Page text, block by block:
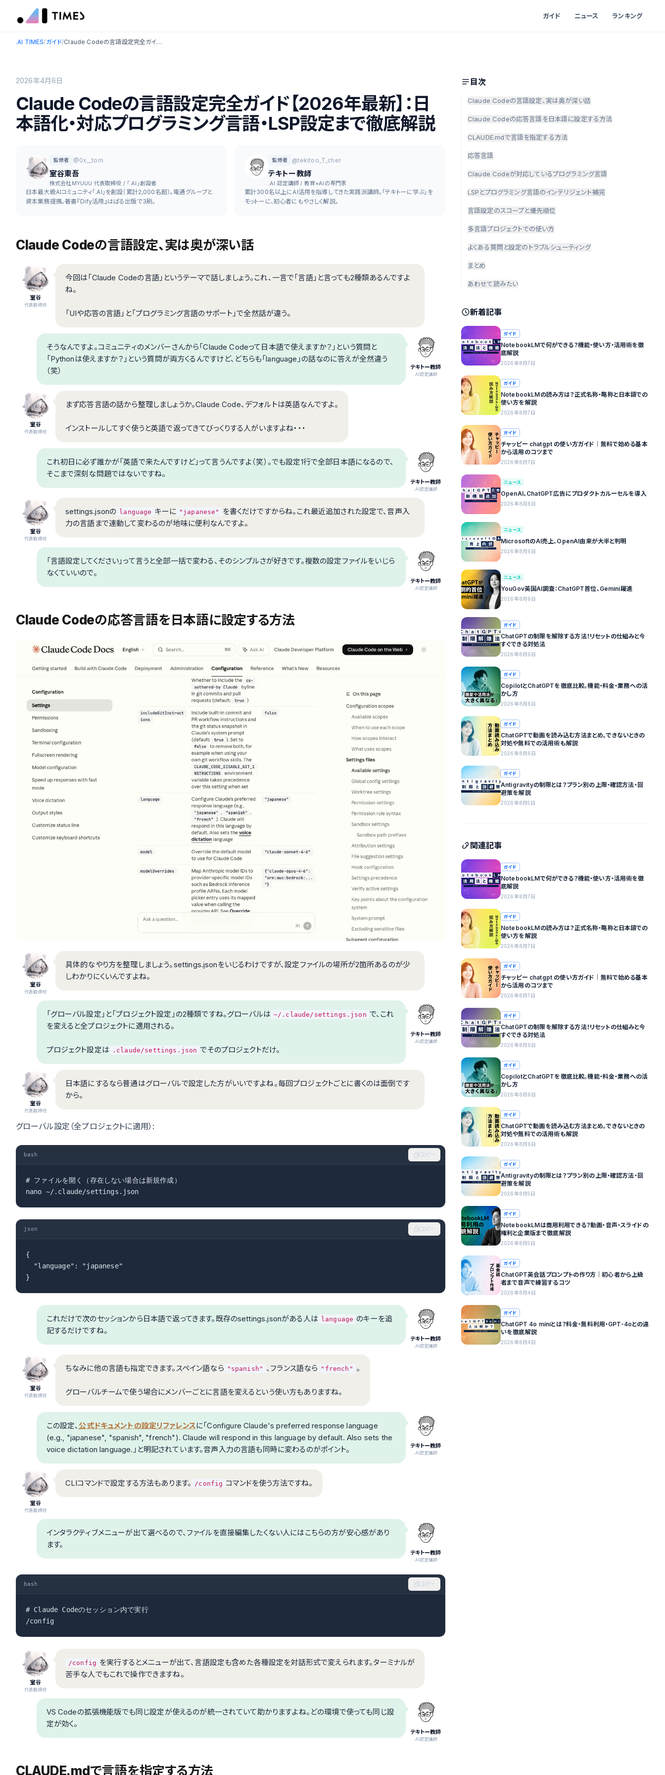
ガイド ニュース ランキング
.AI TIMES/ガイド/ Claude Codeの言語設定完全ガイド【2026年最新】：日本語化・対応プログラミング言語・LSP設定まで徹底解説
2026年4月6日
Claude Codeの言語設定完全ガイド【2026年最新】：日
本語化・対応プログラミング言語・LSP設定まで徹底解説
監修者 @0x__tom
室谷東吾
株式会社MYUUU 代表取締役 / 「.AI」創設者
日本最大級AIコミュニティ「.AI」を創設（累計2,000名超）。電通グループと
資本業務提携。著書『Dify活用』はぱる出版で3刷。
監修者 @tekitoo_T_cher
テキトー教師
.AI 認定講師 / 教育×AIの専門家
累計300名以上にAI活用を指導してきた実践派講師。「テキトーに学ぶ」を
モットーに、初心者にもやさしく解説。
Claude Codeの言語設定、実は奥が深い話
室谷
代表取締役
今回は「Claude Codeの言語」というテーマで話しましょう。これ、一言で「言語」と言っても2種類あるんですよ
ね。
「UIや応答の言語」と「プログラミング言語のサポート」で全然話が違う。
テキトー教師
.AI認定講師
そうなんですよ。コミュニティのメンバーさんから「Claude Codeって日本語で使えますか？」という質問と
「Pythonは使えますか？」という質問が両方くるんですけど、どちらも「language」の話なのに答えが全然違う
（笑）
室谷
代表取締役
まず応答言語の話から整理しましょうか。Claude Code、デフォルトは英語なんですよ。
インストールしてすぐ使うと英語で返ってきてびっくりする人がいますよね・・・
テキトー教師
.AI認定講師
これ初日に必ず誰かが「英語で来たんですけど」って言うんですよ（笑）。でも設定1行で全部日本語になるので、
そこまで深刻な問題ではないですね。
室谷
代表取締役
settings.jsonの language キーに "japanese"
を書くだけですからね。これ最近追加された設定で、音声入
力の言語まで連動して変わるのが地味に便利なんですよ。
テキトー教師
.AI認定講師
「言語設定してください」って言うと全部一括で変わる、そのシンプルさが好きです。複数の設定ファイルをいじら
なくていいので。
Claude Codeの応答言語を日本語に設定する方法
室谷
代表取締役
具体的なやり方を整理しましょう。settings.jsonをいじるわけですが、設定ファイルの場所が2箇所あるのが少
しわかりにくいんですよね。
テキトー教師
.AI認定講師
「グローバル設定」と「プロジェクト設定」の2種類ですね。グローバルは ~/.claude/settings.json で、これ
を変えると全プロジェクトに適用される。
プロジェクト設定は .claude/settings.json でそのプロジェクトだけ。
室谷
代表取締役
日本語にするなら普通はグローバルで設定した方がいいですよね。毎回プロジェクトごとに書くのは面倒です
から。
グローバル設定（全プロジェクトに適用）:
bash コピー
# ファイルを開く（存在しない場合は新規作成）
nano ~/.claude/settings.json
json コピー
{
  "language": "japanese"
}
テキトー教師
.AI認定講師
これだけで次のセッションから日本語で返ってきます。既存のsettings.jsonがある人は language のキーを追
記するだけですね。
室谷
代表取締役
ちなみに他の言語も指定できます。スペイン語なら "spanish" 、フランス語なら "french" 。
グローバルチームで使う場合にメンバーごとに言語を変えるという使い方もありますね。
テキトー教師
.AI認定講師
この設定、 公式ドキュメントの設定リファレンスに「Configure Claude's preferred response language
(e.g., "japanese", "spanish", "french"). Claude will respond in this language by default. Also sets the
voice dictation language.」と明記されています。音声入力の言語も同時に変わるのがポイント。
室谷
代表取締役
CLIコマンドで設定する方法もあります。 /config コマンドを使う方法ですね。
テキトー教師
.AI認定講師
インタラクティブメニューが出て選べるので、ファイルを直接編集したくない人にはこちらの方が安心感があり
ます。
bash コピー
# Claude Codeのセッション内で実行
/config
室谷
代表取締役
/config を実行するとメニューが出て、言語設定も含めた各種設定を対話形式で変えられます。ターミナルが
苦手な人でもこれで操作できますね。
テキトー教師
.AI認定講師
VS Codeの拡張機能版でも同じ設定が使えるのが統一されていて助かりますよね。どの環境で使っても同じ設
定が効く。
CLAUDE.mdで言語を指定する方法
目次
Claude Codeの言語設定、実は奥が深い話
Claude Codeの応答言語を日本語に設定する方法
CLAUDE.mdで言語を指定する方法
応答言語
Claude Codeが対応しているプログラミング言語
LSPとプログラミング言語のインテリジェント補完
言語設定のスコープと優先順位
多言語プロジェクトでの使い方
よくある質問と設定のトラブルシューティング
まとめ
あわせて読みたい
新着記事
ガイド
NotebookLMで何ができる？機能・使い方・活用術を徹
底解説
2026年8月7日
ガイド
NotebookLMの読み方は？正式名称・略称と日本語での
使い方を解説
2026年8月7日
ガイド
チャッピー chatgpt の使い方ガイド｜無料で始める基本
から活用のコツまで
2026年8月7日
ニュース
OpenAI、ChatGPT広告にプロダクトカルーセルを導入
2026年8月6日
ニュース
MicrosoftのAI売上、OpenAI由来が大半と判明
2026年8月6日
ニュース
YouGov英国AI調査：ChatGPT首位、Gemini躍進
2026年8月6日
ガイド
ChatGPTの制限を解除する方法！リセットの仕組みと今
すぐできる対処法
2026年8月6日
ガイド
CopilotとChatGPTを徹底比較。機能・料金・業務への活
かし方
2026年8月6日
ガイド
ChatGPTで動画を読み込む方法まとめ。できないときの
対処や無料での活用術も解説
2026年8月6日
ガイド
Antigravityの制限とは？プラン別の上限・確認方法・回
避策を解説
2026年8月5日
関連記事
ガイド
NotebookLMで何ができる？機能・使い方・活用術を徹
底解説
2026年8月7日
ガイド
NotebookLMの読み方は？正式名称・略称と日本語での
使い方を解説
2026年8月7日
ガイド
チャッピー chatgpt の使い方ガイド｜無料で始める基本
から活用のコツまで
2026年8月7日
ガイド
ChatGPTの制限を解除する方法！リセットの仕組みと今
すぐできる対処法
2026年8月6日
ガイド
CopilotとChatGPTを徹底比較。機能・料金・業務への活
かし方
2026年8月6日
ガイド
ChatGPTで動画を読み込む方法まとめ。できないときの
対処や無料での活用術も解説
2026年8月6日
ガイド
Antigravityの制限とは？プラン別の上限・確認方法・回
避策を解説
2026年8月5日
ガイド
NotebookLMは商用利用できる？動画・音声・スライドの
権利と企業版まで徹底解説
2026年8月5日
ガイド
ChatGPT英会話プロンプトの作り方｜初心者から上級
者まで音声で練習するコツ
2026年8月4日
ガイド
ChatGPT 4o miniとは？料金・無料利用・GPT-4oとの違
いを徹底解説
2026年8月4日